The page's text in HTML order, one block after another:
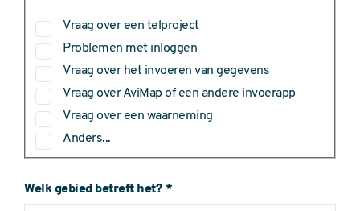
Vraag over een telproject
Problemen met inloggen
Vraag over het invoeren van gegevens
Vraag over AviMap of een andere invoerapp
Vraag over een waarneming
Anders...
Welk gebied betreft het?